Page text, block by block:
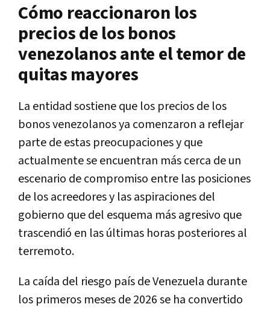
Cómo reaccionaron los
precios de los bonos
venezolanos ante el temor de
quitas mayores
La entidad sostiene que los precios de los
bonos venezolanos ya comenzaron a reflejar
parte de estas preocupaciones y que
actualmente se encuentran más cerca de un
escenario de compromiso entre las posiciones
de los acreedores y las aspiraciones del
gobierno que del esquema más agresivo que
trascendió en las últimas horas posteriores al
terremoto.
La caída del riesgo país de Venezuela durante
los primeros meses de 2026 se ha convertido